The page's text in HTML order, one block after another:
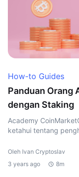
How-to Guides
Panduan Orang
dengan Staking
Academy
ketahui tentang
Oleh Ivan Cryptoslav
3 years ago
8m